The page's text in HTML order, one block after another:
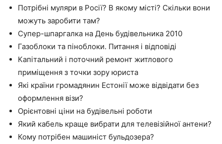
Потрібні муляри в Росії? В якому місті? Скільки вони
можуть заробити там?
Супер-шпаргалка на День будівельника 2010
Газоблоки та піноблоки. Питання і відповіді
Капітальний і поточний ремонт житлового
приміщення з точки зору юриста
Які країни громадянин Естонії може відвідати без
оформлення візи?
Орієнтовні ціни на будівельні роботи
Який кабель краще вибрати для телевізійної антени?
Кому потрібен машиніст бульдозера?